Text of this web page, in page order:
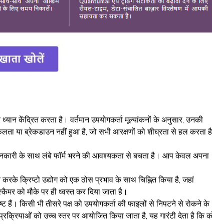
ध्यान केंद्रित करता है। वर्तमान उपयोगकर्ता मूल्यांकनों के अनुसार, उनकी
या ब्रेकडाउन नहीं हुआ है, जो सभी आरक्षणों को शीघ्रता से हल करता
के साथ लंबे फॉर्म भरने की आवश्यकता से बचता है। आप केवल अपना
क्रिप्टो उद्योग को एक ठोस प्रभाव के साथ चिह्नित किया है, जहां
को मौके पर ही ध्वस्त कर दिया जाता है।
हैं। किसी भी तीसरे पक्ष को उपयोगकर्ता की फाइलों से निपटने से रोकने के
को उच्च स्तर पर आयोजित किया जाता है, यह गारंटी देता है कि